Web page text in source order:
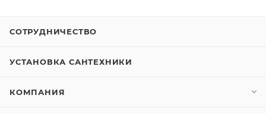
СОТРУДНИЧЕСТВО
УСТАНОВКА САНТЕХНИКИ
КОМПАНИЯ